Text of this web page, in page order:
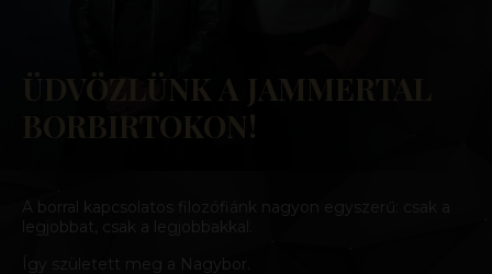
ÜDVÖZLÜNK A JAMMERTAL
BORBIRTOKON!
A borral kapcsolatos filozófiánk nagyon egyszerű: csak a
legjobbat, csak a legjobbakkal.
Így született meg a Nagybor.